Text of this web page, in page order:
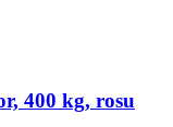
400 kg, rosu